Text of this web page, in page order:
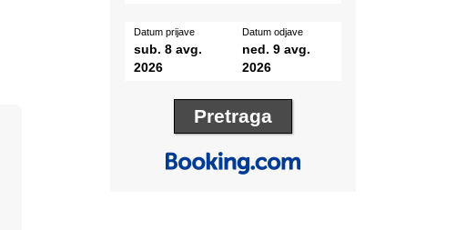
Datum prijave
sub. 8 avg.
2026
Datum odjave
ned. 9 avg.
2026